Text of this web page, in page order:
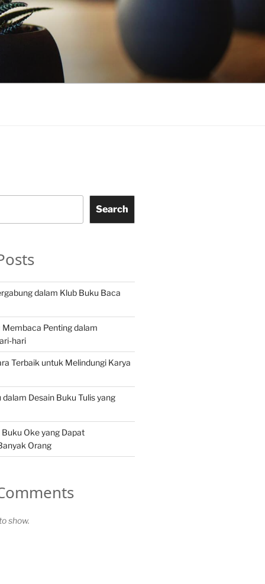
Search
dalam Klub Buku Baca
Penting dalam
hari
Terbaik untuk Melindungi Karya
Desain Buku Tulis yang
Oke yang Dapat
Orang
show.